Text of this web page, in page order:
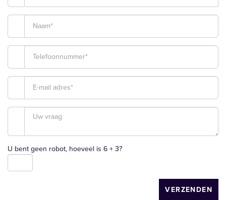
U bent geen robot, hoeveel is 6 + 3?
VERZENDEN